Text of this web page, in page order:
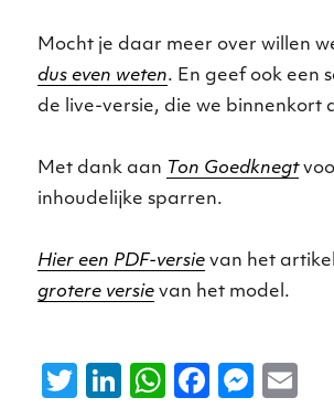
Mocht je daar meer over willen
dus even weten. En geef ook een
de live-versie, die we binnenkort
Met dank aan Ton Goedknegt
inhoudelijke sparren.
Hier een PDF-versie van het
grotere versie van het model.
T
Li
W F
M